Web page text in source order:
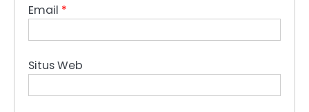
Email *
Situs Web